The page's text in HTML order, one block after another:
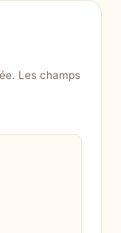
Les champs